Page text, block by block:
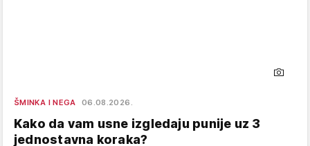
ŠMINKA I NEGA 06.08.2026.
Kako da vam usne izgledaju punije uz 3
jednostavna koraka?